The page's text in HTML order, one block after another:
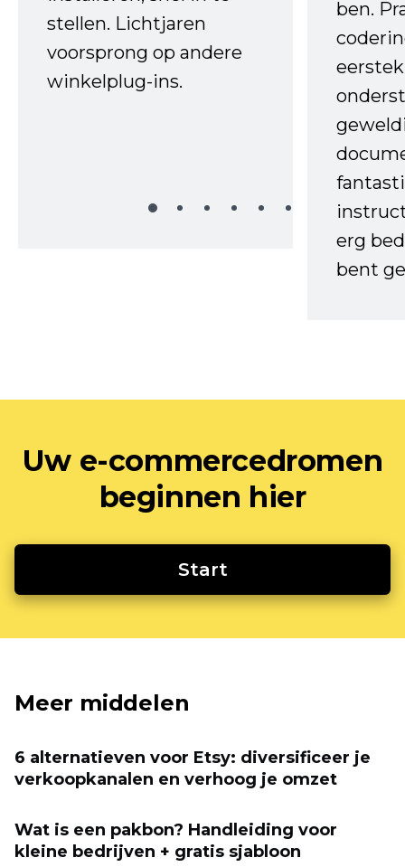
stellen. Lichtjaren
voorsprong op andere
winkelplug-ins.
ben.
erg
bent
Uw e-commercedromen
beginnen hier
Start
Meer middelen
6 alternatieven voor Etsy: diversificeer je
verkoopkanalen en verhoog je omzet
Wat is een pakbon? Handleiding voor
kleine bedrijven + gratis sjabloon